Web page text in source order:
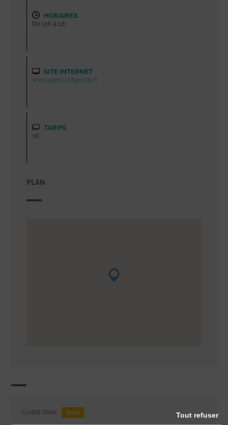
HORAIRES
De 10h à 11h
SITE INTERNET
www.agoncoutainville.fr
TARIFS
1€
PLAN
CLASSÉ DANS : Sport Tout refuser